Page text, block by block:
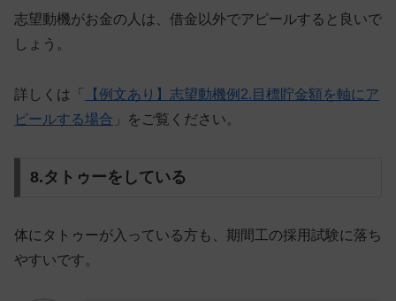
志望動機がお金の人は、借金以外でアピールすると良いで
しょう。
詳しくは「
【例文あり】志望動機例2.目標貯金額を軸にア
ピールする場合 」をご覧ください。
8.タトゥーをしている
体にタトゥーが入っている方も、期間工の採用試験に落ち
やすいです。